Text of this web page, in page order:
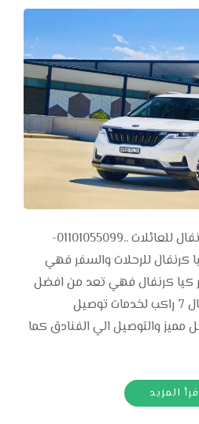
استئجار كرنفال أجر كيا كرنفال للعائلات ..01101055099-
أجر كيا كرنفال للرحلات والسفر فهي
لذلك أجر كيا كرنفال فهي تعد من افضل
السيارات العائلية كيا كرنفال 7 راكب لخدمات توصيل
والتوصيل الي الفنادق كما
المزيد